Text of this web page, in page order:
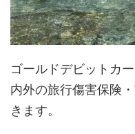
ゴールドデビットカ
内外の旅行傷害保険
きます。